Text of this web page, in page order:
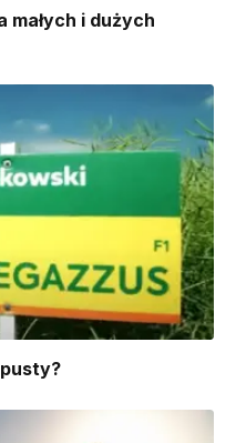
małych i dużych